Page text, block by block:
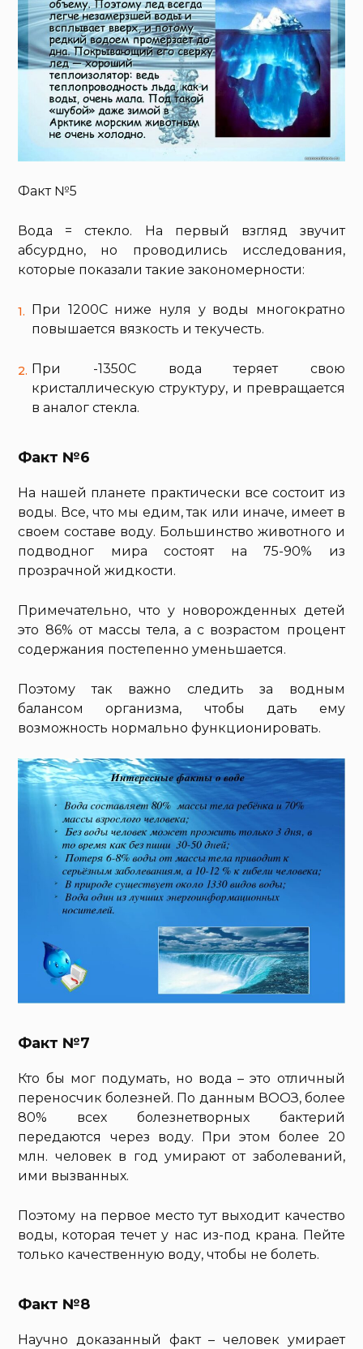
Факт №5
Вода = стекло. На первый взгляд звучит
абсурдно, но проводились исследования,
которые показали такие закономерности:
При 1200С ниже нуля у воды многократно
повышается вязкость и текучесть.
При -1350С вода теряет свою
кристаллическую структуру, и превращается
в аналог стекла.
Факт №6
На нашей планете практически все состоит из
воды. Все, что мы едим, так или иначе, имеет в
своем составе воду. Большинство животного и
подводног мира состоят на 75-90% из
прозрачной жидкости.
Примечательно, что у новорожденных детей
это 86% от массы тела, а с возрастом процент
содержания постепенно уменьшается.
Поэтому так важно следить за водным
балансом организма, чтобы дать ему
возможность нормально функционировать.
Факт №7
Кто бы мог подумать, но вода – это отличный
переносчик болезней. По данным ВООЗ, более
80% всех болезнетворных бактерий
передаются через воду. При этом более 20
млн. человек в год умирают от заболеваний,
ими вызванных.
Поэтому на первое место тут выходит качество
воды, которая течет у нас из-под крана. Пейте
только качественную воду, чтобы не болеть.
Факт №8
Научно доказанный факт – человек умирает